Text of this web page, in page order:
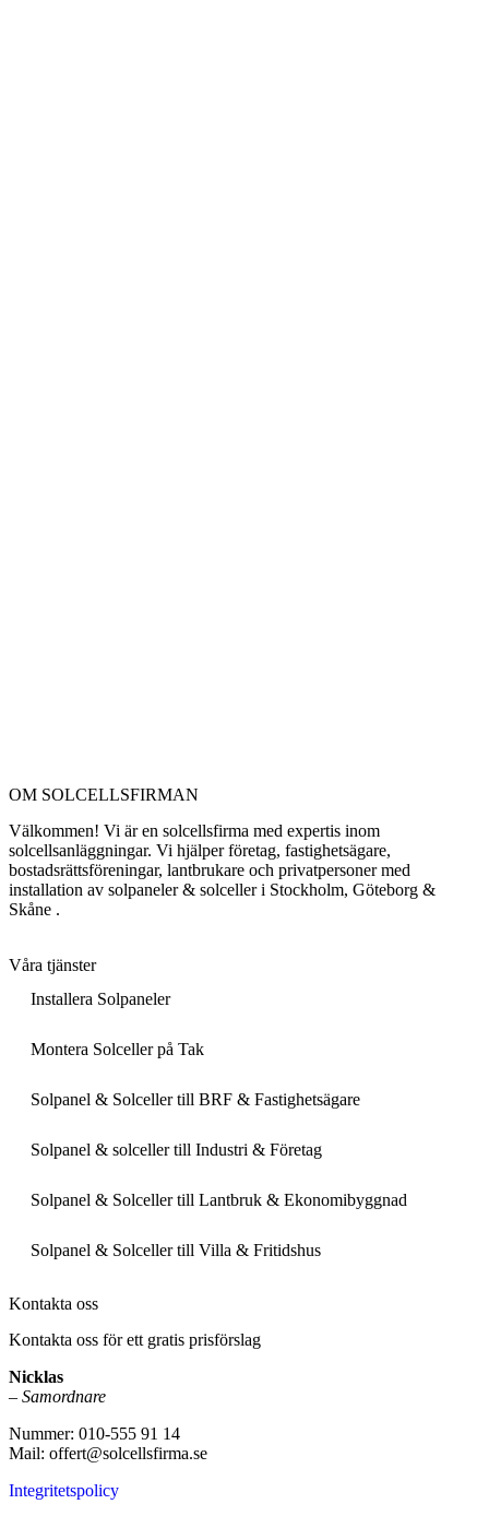
OM SOLCELLSFIRMAN
Välkommen! Vi är en solcellsfirma med expertis inom
solcellsanläggningar. Vi hjälper företag, fastighetsägare,
bostadsrättsföreningar, lantbrukare och privatpersoner med
installation av solpaneler & solceller i Stockholm, Göteborg &
Skåne .
Våra tjänster
Installera Solpaneler
Montera Solceller på Tak
Solpanel & Solceller till BRF & Fastighetsägare
Solpanel & solceller till Industri & Företag
Solpanel & Solceller till Lantbruk & Ekonomibyggnad
Solpanel & Solceller till Villa & Fritidshus
Kontakta oss
Kontakta oss för ett gratis prisförslag
Nicklas
– Samordnare
Nummer: 010-555 91 14
Mail: offert@solcellsfirma.se
Integritetspolicy